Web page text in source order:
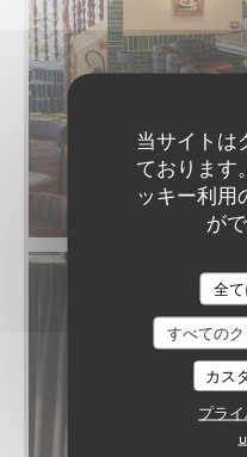
当サイトは
ております
ッキー利用
が
全
すべての
カス
プラ